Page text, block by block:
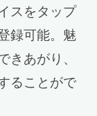
スをタップ
録可能。魅
きあがり、
ることがで